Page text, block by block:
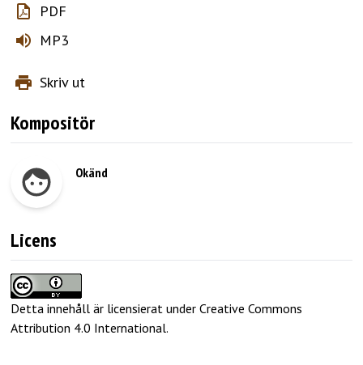
PDF
MP3
Skriv ut
Kompositör
Okänd
Licens
Detta innehåll är licensierat under Creative Commons
Attribution 4.0 International.